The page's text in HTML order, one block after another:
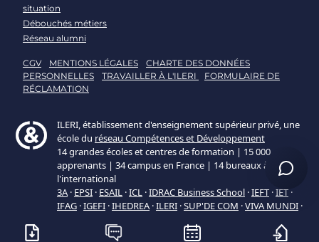
situation
Débouchés métiers
Réseau alumni
CGV MENTIONS LÉGALES
CHARTE DES DONNÉES
PERSONNELLES
TRAVAILLER À L'ILERI
FORMULAIRE DE
RÉCLAMATION